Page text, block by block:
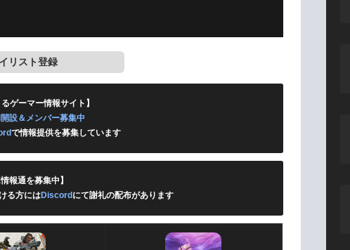
リスト登録
ゲーマー情報サイト】
設＆メンバー募集中
で情報提供を募集しています
報通を募集中】
る方にはDiscord にて謝礼の配布があります